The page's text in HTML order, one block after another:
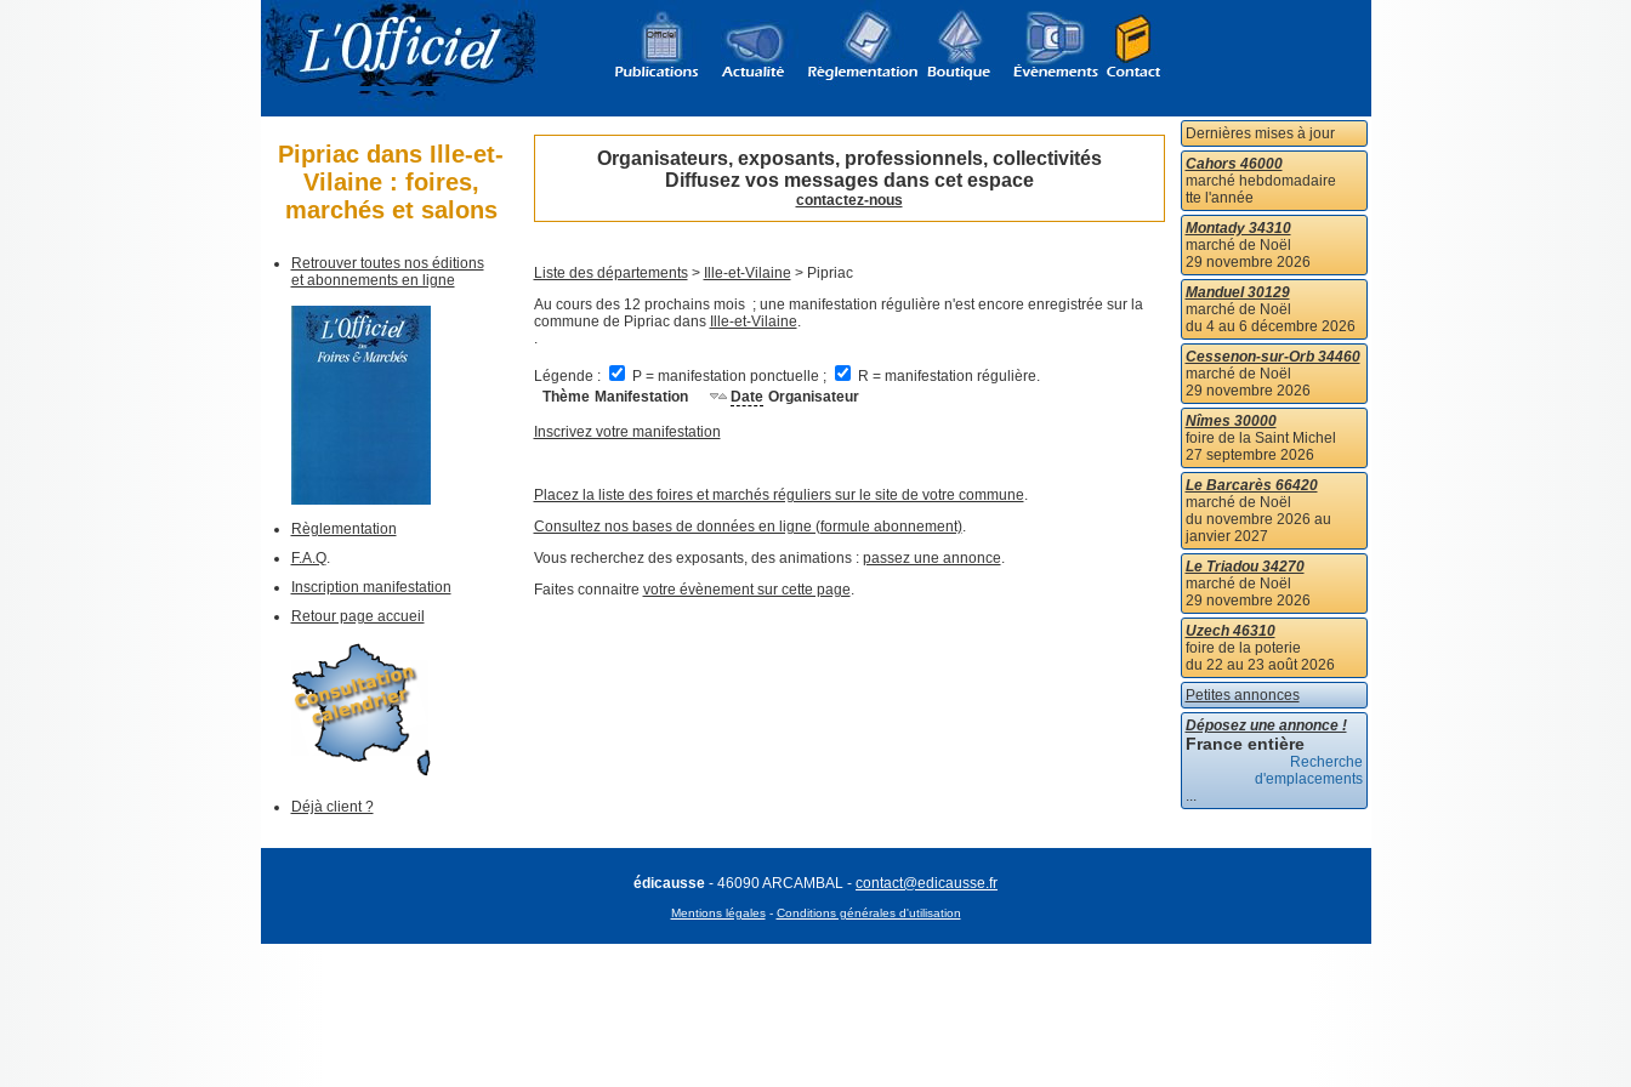
Pipriac dans Ille-et-
Vilaine : foires,
marchés et salons
Retrouver toutes nos éditions
et abonnements en ligne
Règlementation
F.A.Q.
Inscription manifestation
Retour page accueil
Déjà client ?
Organisateurs, exposants, professionnels, collectivités
Diffusez vos messages dans cet espace
contactez-nous
Liste des départements> Ille-et-Vilaine > Pipriac
Au cours des 12 prochains mois ; une manifestation régulière n'est encore enregistrée sur la
commune de Pipriac dans
Ille-et-Vilaine.
.
Légende : P = manifestation ponctuelle ;
R = manifestation régulière.
Thème Manifestation Date Organisateur
Inscrivez votre manifestation
Placez la liste des foires et marchés réguliers sur le site de votre commune.
Consultez nos bases de données en ligne (formule abonnement).
Vous recherchez des exposants, des animations : passez une annonce.
Faites connaitre votre évènement sur cette page.
Dernières mises à jour
Cahors 46000
marché hebdomadaire
tte l'année
Montady 34310
marché de Noël
29 novembre 2026
Manduel 30129
marché de Noël
du 4 au 6 décembre 2026
Cessenon-sur-Orb 34460
marché de Noël
29 novembre 2026
Nîmes 30000
foire de la Saint Michel
27 septembre 2026
Le Barcarès 66420
marché de Noël
du novembre 2026 au
janvier 2027
Le Triadou 34270
marché de Noël
29 novembre 2026
Uzech 46310
foire de la poterie
du 22 au 23 août 2026
Petites annonces
Déposez une annonce !
France entière
Recherche
d'emplacements
...
édicausse - 46090 ARCAMBAL - contact@edicausse.fr
Mentions légales- Conditions générales d'utilisation